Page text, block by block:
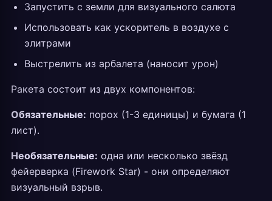
Запустить с земли для визуального салюта
Использовать как ускоритель в воздухе с
элитрами
Выстрелить из арбалета (наносит урон)
Ракета состоит из двух компонентов:
Обязательные: порох (1-3 единицы) и бумага (1
лист).
Необязательные: одна или несколько звёзд
фейерверка (Firework Star) - они определяют
визуальный взрыв.